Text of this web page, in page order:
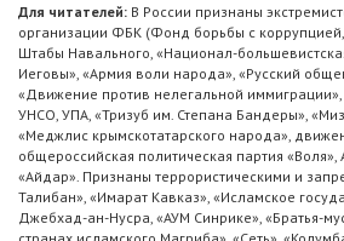
Для читателей: В России признаны
организации ФБК (Фонд борьбы с коррупцией,
Штабы Навального, «Национал-
Иеговы», «Армия воли народа», «Русский
«Движение против нелегальной
УНСО, УПА, «Тризуб им. Степана Бандеры»,
«Меджлис крымскотатарского народа»,
общероссийская политическая партия «Воля»,
«Айдар». Признаны террористическими и
Талибан», «Имарат Кавказ», «Исламское
Джебхад-ан-Нусра, «АУМ Синрике», «Братья-
странах исламского Магриба», «Сеть»,